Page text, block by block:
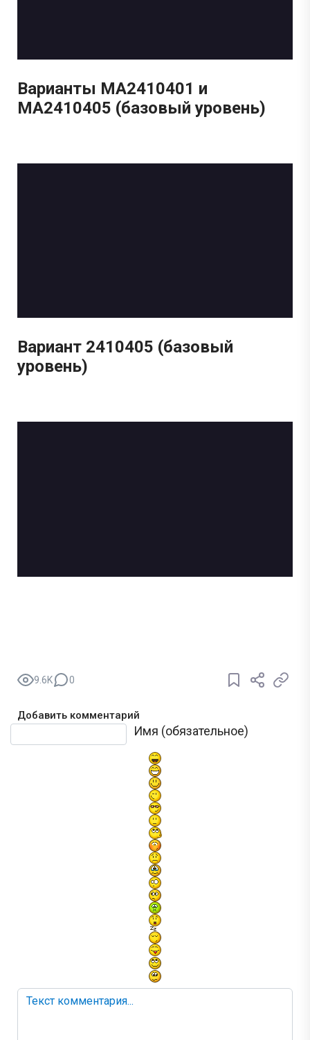
Варианты МА2410401 и
МА2410405 (базовый уровень)
Вариант 2410405 (базовый
уровень)
9.6K 0
Добавить комментарий
Имя (обязательное)
Текст комментария